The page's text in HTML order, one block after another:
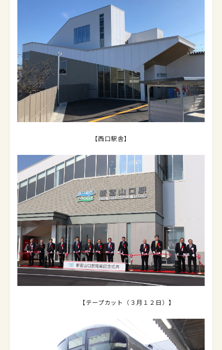
【西口駅舎】
【テープカット（３月１２日）】